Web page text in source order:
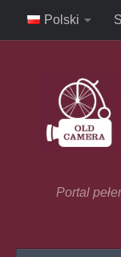
Skip to content
Polski
Portal